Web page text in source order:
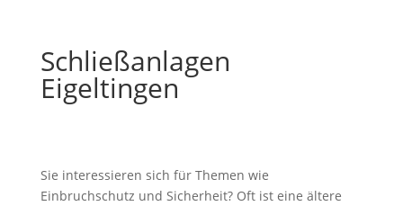
Schließanlagen
Eigeltingen
Sie interessieren sich für Themen wie
Einbruchschutz und Sicherheit? Oft ist eine ältere